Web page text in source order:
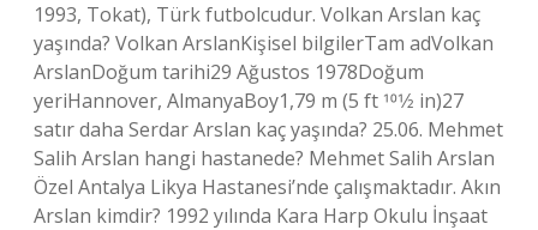
1993, Tokat), Türk futbolcudur. Volkan Arslan kaç
yaşında? Volkan ArslanKişisel bilgilerTam adVolkan
ArslanDoğum tarihi29 Ağustos 1978Doğum
yeriHannover, AlmanyaBoy1,79 m (5 ft 101⁄2 in)27
satır daha Serdar Arslan kaç yaşında? 25.06. Mehmet
Salih Arslan hangi hastanede? Mehmet Salih Arslan
Özel Antalya Likya Hastanesi’nde çalışmaktadır. Akın
Arslan kimdir? 1992 yılında Kara Harp Okulu İnşaat